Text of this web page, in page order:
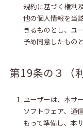
規約に基づく権利
他の個人情報を当
きるものとし、ユ
予め同意したもの
第19条の３（
ユーザーは、本サ
ソフトウェア、通
もって準備し、本